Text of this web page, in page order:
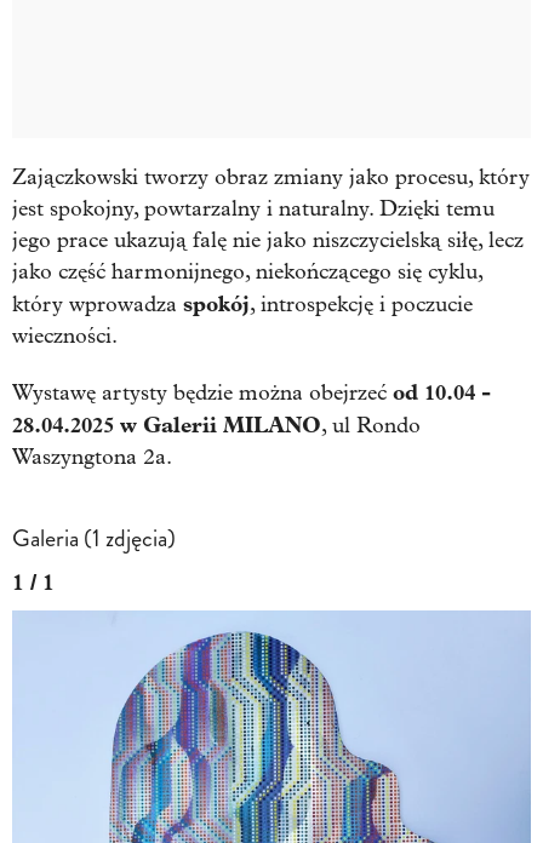
Zajączkowski tworzy obraz zmiany jako procesu, który
jest spokojny, powtarzalny i naturalny. Dzięki temu
jego prace ukazują falę nie jako niszczycielską siłę, lecz
jako część harmonijnego, niekończącego się cyklu,
który wprowadza spokój, introspekcję i poczucie
wieczności.
Wystawę artysty będzie można obejrzeć od 10.04 -
28.04.2025 w Galerii MILANO, ul Rondo
Waszyngtona 2a.
Galeria (1 zdjęcia)
1 / 1